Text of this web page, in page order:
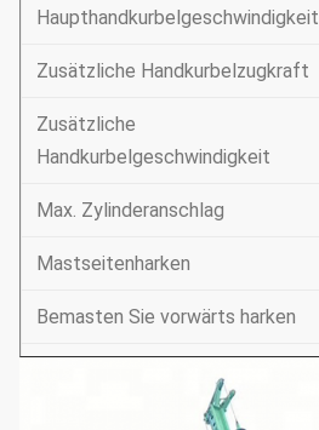
Haupthandkurbelgeschwindigkeit
Zusätzliche Handkurbelzugkraft
Zusätzliche
Handkurbelgeschwindigkeit
Max. Zylinderanschlag
Mastseitenharken
Bemasten Sie vorwärts harken